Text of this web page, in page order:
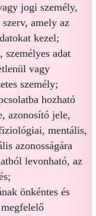
jogi személy,
amely az
kezel;
személyes adat
vagy
személy;
hozható
azonosító jele,
mentális,
azonosságára
levonható, az
önkéntes és